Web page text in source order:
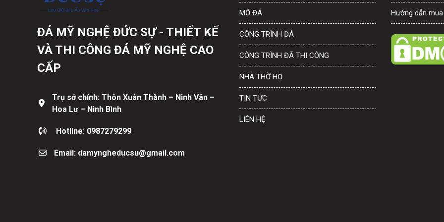
ĐÁ MỸ NGHỆ ĐỨC SỰ - THIẾT KẾ
VÀ THI CÔNG ĐÁ MỸ NGHỆ CAO
CẤP
Trụ sở chính: Thôn Xuân Thành – Ninh Vân –
Hoa Lư – Ninh Bình
Hotline: 0987279299
Email: damyngheducsu@gmail.com
MỘ ĐÁ
CÔNG TRÌNH ĐÁ
CÔNG TRÌNH ĐÃ THI CÔNG
NHÀ THỜ HỌ
TIN TỨC
LIÊN HỆ
Hướng dẫn